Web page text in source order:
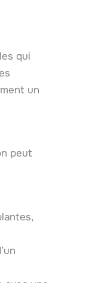
qui
un
peut